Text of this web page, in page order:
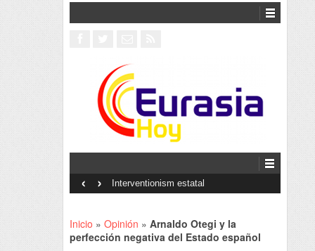
Interventionism estatal
‹ ›
Inicio » Opinión » Arnaldo Otegi y la
perfección negativa del Estado español